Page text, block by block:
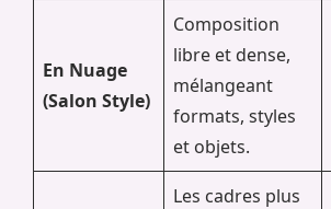
En Nuage
(Salon Style)
Composition
libre et dense,
mélangeant
formats, styles
et objets.
Les cadres plus